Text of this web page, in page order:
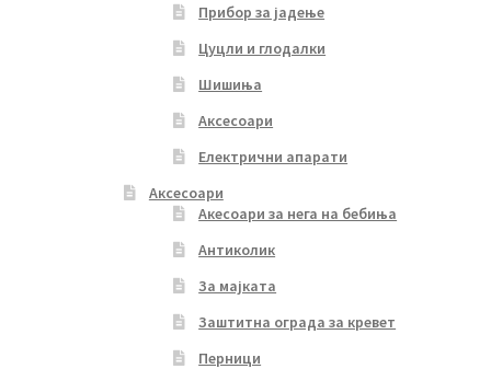
Прибор за јадење
Цуцли и глодалки
Шишиња
Аксесоари
Електрични апарати
Аксесоари
Акесоари за нега на бебиња
Антиколик
За мајката
Заштитна ограда за кревет
Перници